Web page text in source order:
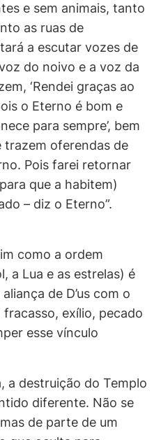
e sem animais, tanto
as ruas de
a escutar vozes de
do noivo e a voz da
‘Rendei graças ao
o Eterno é bom e
para sempre’, bem
trazem oferendas de
Pois farei retornar
que a habitem)
– diz o Eterno”.
como a ordem
a Lua e as estrelas) é
de D’us com o
exílio, pecado
esse vínculo
a destruição do Templo
diferente. Não se
de parte de um